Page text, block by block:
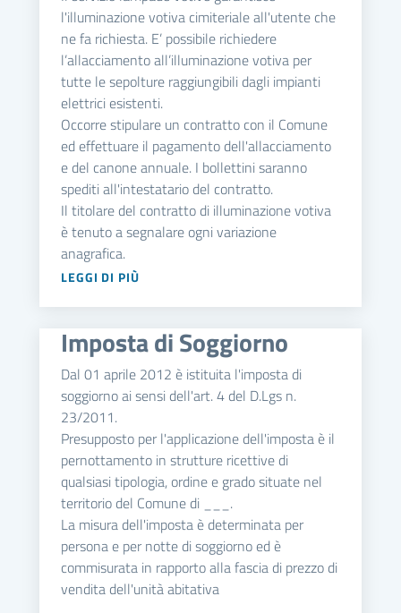
l'illuminazione votiva cimiteriale all'utente che
ne fa richiesta. E’ possibile richiedere
l’allacciamento all’illuminazione votiva per
tutte le sepolture raggiungibili dagli impianti
elettrici esistenti.
Occorre stipulare un contratto con il Comune
ed effettuare il pagamento dell'allacciamento
e del canone annuale. I bollettini saranno
spediti all'intestatario del contratto.
Il titolare del contratto di illuminazione votiva
è tenuto a segnalare ogni variazione
anagrafica.
LEGGI DI PIÙ
Imposta di Soggiorno
Dal 01 aprile 2012 è istituita l'imposta di
soggiorno ai sensi dell'art. 4 del D.Lgs n.
23/2011.
Presupposto per l'applicazione dell'imposta è il
pernottamento in strutture ricettive di
qualsiasi tipologia, ordine e grado situate nel
territorio del Comune di ___.
La misura dell'imposta è determinata per
persona e per notte di soggiorno ed è
commisurata in rapporto alla fascia di prezzo di
vendita dell'unità abitativa